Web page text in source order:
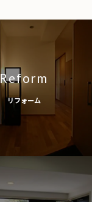
Reform
リフォーム